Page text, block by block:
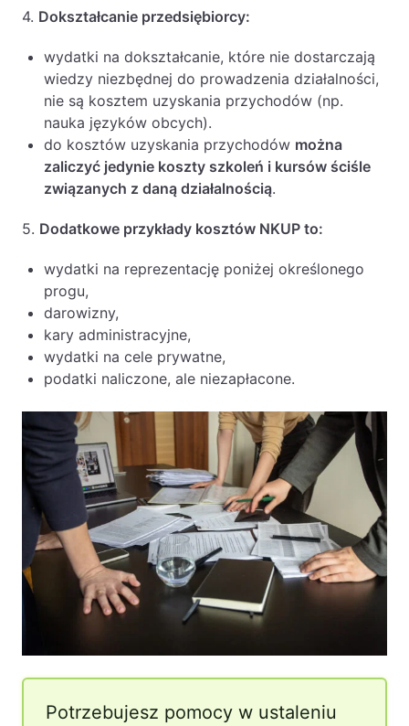
4. Dokształcanie przedsiębiorcy:
wydatki na dokształcanie, które nie dostarczają
wiedzy niezbędnej do prowadzenia działalności,
nie są kosztem uzyskania przychodów (np.
nauka języków obcych).
do kosztów uzyskania przychodów można
zaliczyć jedynie koszty szkoleń i kursów ściśle
związanych z daną działalnością.
5. Dodatkowe przykłady kosztów NKUP to:
wydatki na reprezentację poniżej określonego
progu,
darowizny,
kary administracyjne,
wydatki na cele prywatne,
podatki naliczone, ale niezapłacone.
Potrzebujesz pomocy w ustaleniu